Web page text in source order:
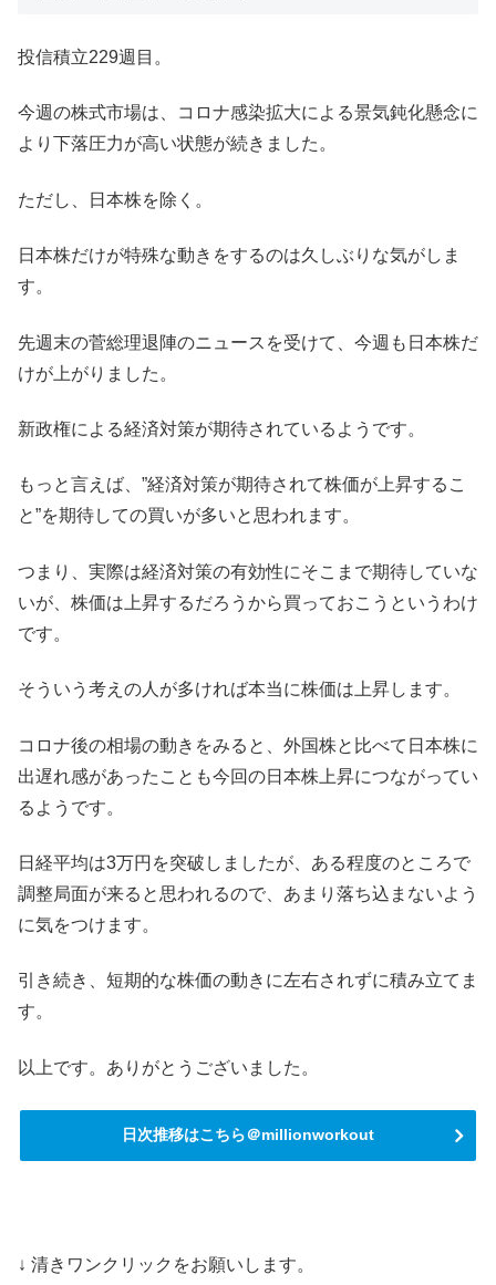
投信積立229週目。
今週の株式市場は、コロナ感染拡大による景気鈍化懸念に
より下落圧力が高い状態が続きました。
ただし、日本株を除く。
日本株だけが特殊な動きをするのは久しぶりな気がしま
す。
先週末の菅総理退陣のニュースを受けて、今週も日本株だ
けが上がりました。
新政権による経済対策が期待されているようです。
もっと言えば、”経済対策が期待されて株価が上昇するこ
と”を期待しての買いが多いと思われます。
つまり、実際は経済対策の有効性にそこまで期待していな
いが、株価は上昇するだろうから買っておこうというわけ
です。
そういう考えの人が多ければ本当に株価は上昇します。
コロナ後の相場の動きをみると、外国株と比べて日本株に
出遅れ感があったことも今回の日本株上昇につながってい
るようです。
日経平均は3万円を突破しましたが、ある程度のところで
調整局面が来ると思われるので、あまり落ち込まないよう
に気をつけます。
引き続き、短期的な株価の動きに左右されずに積み立てま
す。
以上です。ありがとうございました。
日次推移はこちら＠millionworkout
↓ 清きワンクリックをお願いします。